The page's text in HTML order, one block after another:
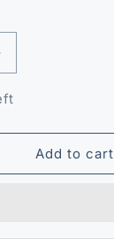
Add to cart